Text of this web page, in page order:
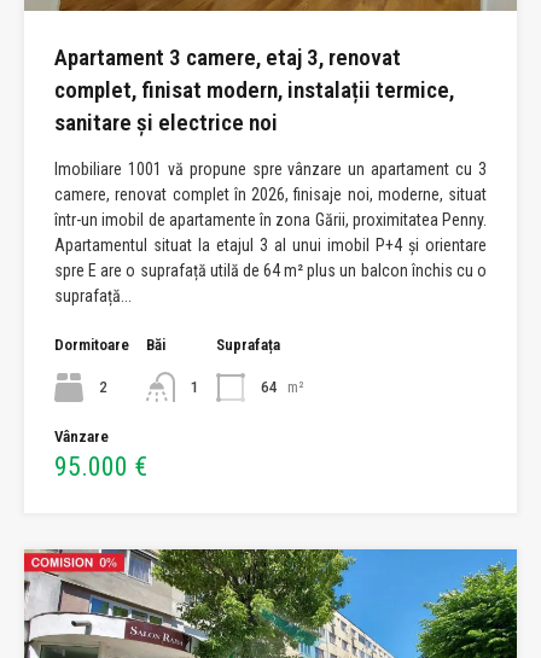
Apartament 3 camere, etaj 3, renovat
complet, finisat modern, instalații termice,
sanitare și electrice noi
Imobiliare 1001 vă propune spre vânzare un apartament cu 3
camere, renovat complet în 2026, finisaje noi, moderne, situat
într-un imobil de apartamente în zona Gării, proximitatea Penny.
Apartamentul situat la etajul 3 al unui imobil P+4 și orientare
spre E are o suprafață utilă de 64 m² plus un balcon închis cu o
suprafață...
Dormitoare
2
Băi
1
Suprafața
64 m²
Vânzare
95.000 €